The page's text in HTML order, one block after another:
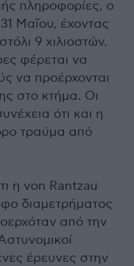
πληροφορίες, ο
31 Μαΐου, έχοντας
9 χιλιοστών.
φέρεται να
να προέρχονται
στο κτήμα. Οι
ότι και η
τραύμα από
η von Rantzau
διαμετρήματος
από την
έρευνες στην